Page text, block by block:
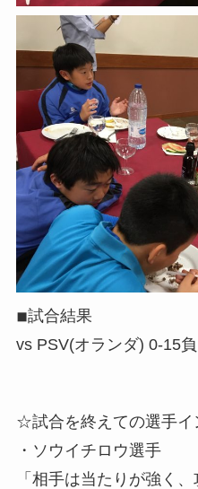
◾︎試合結果
vs PSV(オランダ) 0-15負
☆試合を終えての選手イ
・ソウイチロウ選手
「相手は当たりが強く